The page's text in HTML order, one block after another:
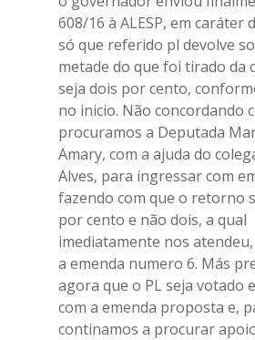
608/16 à ALESP, em caráter
só que referido pl devolve
metade do que foi tirado da
seja dois por cento,
no inicio. Não concordando
procuramos a Deputada
Amary, com a ajuda do
Alves, para ingressar com
fazendo com que o retorno
por cento e não dois, a qual
imediatamente nos
a emenda numero 6. Más
agora que o PL seja votado
com a emenda proposta e,
continamos a procurar